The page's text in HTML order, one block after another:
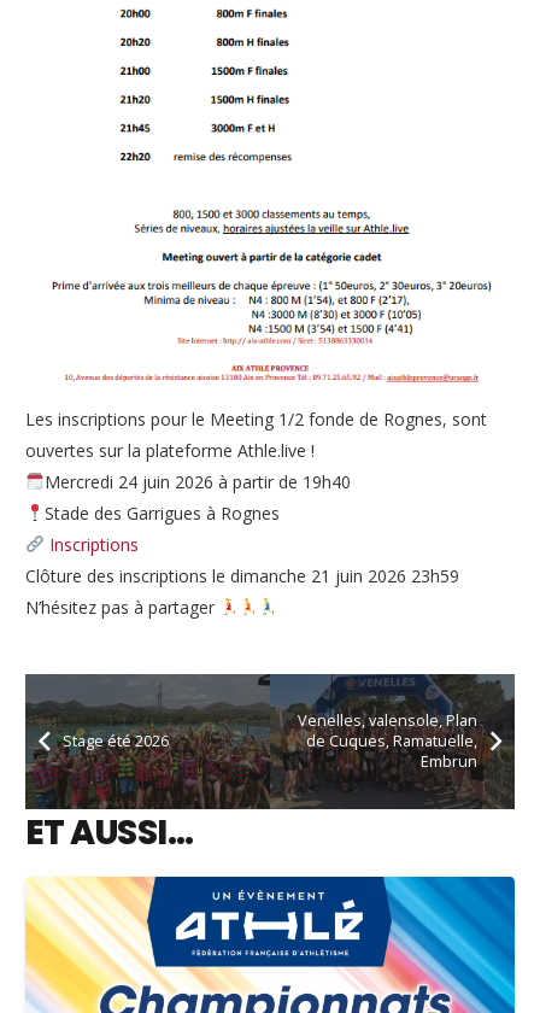
Les inscriptions pour le Meeting 1/2 fonde de Rognes, sont
ouvertes sur la plateforme Athle.live !
Mercredi 24 juin 2026 à partir de 19h40
Stade des Garrigues à Rognes
Inscriptions
Clôture des inscriptions le dimanche 21 juin 2026 23h59
N’hésitez pas à partager
Stage été 2026
Venelles, valensole, Plan
de Cuques, Ramatuelle,
Embrun
ET AUSSI…